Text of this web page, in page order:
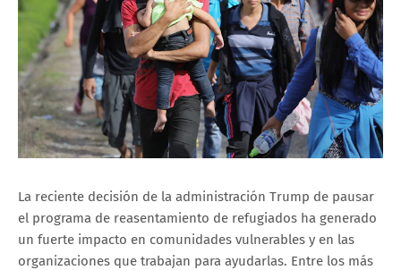
La reciente decisión de la administración Trump de pausar
el programa de reasentamiento de refugiados ha generado
un fuerte impacto en comunidades vulnerables y en las
organizaciones que trabajan para ayudarlas. Entre los más